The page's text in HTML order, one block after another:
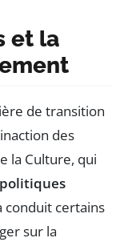
et la
de transition
des
la Culture, qui
politiques
conduit certains
sur la